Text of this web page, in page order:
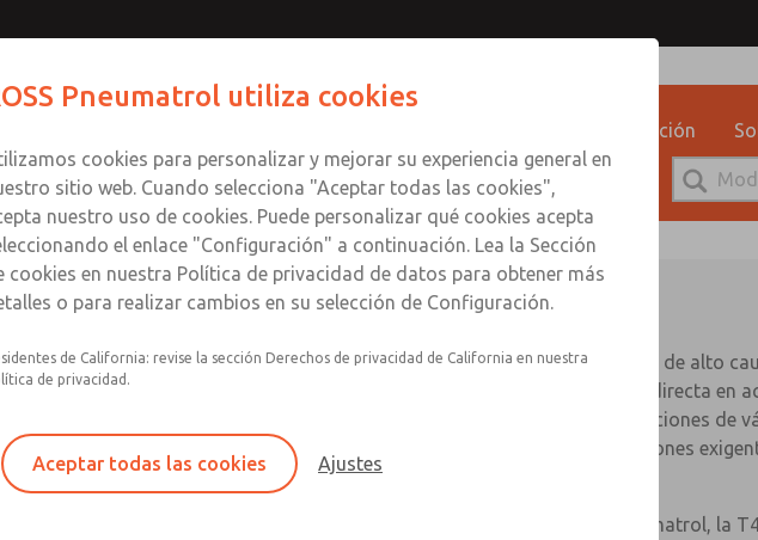
Capacitación
La serie ROSS Pneumatrol T45 es una electroválvula neumática de alto
NAMUR y accionamiento piloto, diseñada para su instalación directa en
de cuarto de vuelta de mayor tamaño. Disponible en configuraciones de
T45 proporciona un control flexible del actuador para aplicaciones
industrial y control de procesos.
Basada en la probada tecnología de válvulas NAMUR de Pneumatrol, la
Pneumatrol utiliza cookies
cookies para personalizar y mejorar su experiencia general en
sitio web. Cuando selecciona "Aceptar todas las cookies",
nuestro uso de cookies. Puede personalizar qué cookies acepta
el enlace "Configuración" a continuación. Lea la Sección
cookies en nuestra Política de privacidad de datos para obtener más
o para realizar cambios en su selección de Configuración.
de California: revise la sección Derechos de privacidad de California en nuestra
de privacidad.
Aceptar todas las cookies Ajustes